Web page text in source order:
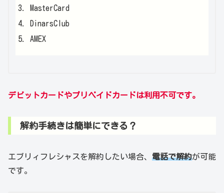
MasterCard
DinarsClub
AMEX
デビットカードやプリペイドカードは利用不可です。
解約手続きは簡単にできる？
エブリィフレシャスを解約したい場合、 電話で解約が可能
です。